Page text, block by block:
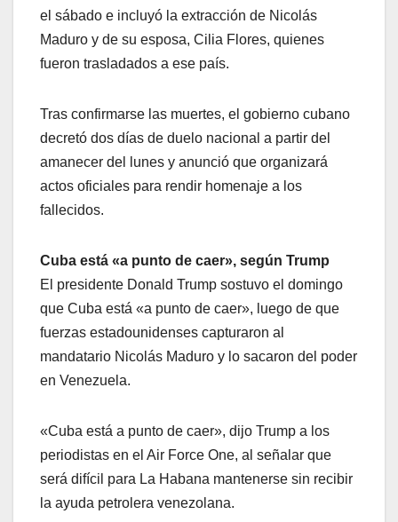
el sábado e incluyó la extracción de Nicolás
Maduro y de su esposa, Cilia Flores, quienes
fueron trasladados a ese país.
Tras confirmarse las muertes, el gobierno cubano
decretó dos días de duelo nacional a partir del
amanecer del lunes y anunció que organizará
actos oficiales para rendir homenaje a los
fallecidos.
Cuba está «a punto de caer», según Trump
El presidente Donald Trump sostuvo el domingo
que Cuba está «a punto de caer», luego de que
fuerzas estadounidenses capturaron al
mandatario Nicolás Maduro y lo sacaron del poder
en Venezuela.
«Cuba está a punto de caer», dijo Trump a los
periodistas en el Air Force One, al señalar que
será difícil para La Habana mantenerse sin recibir
la ayuda petrolera venezolana.